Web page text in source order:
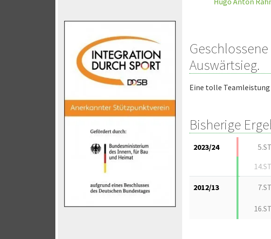
Auswärtsieg.
Eine tolle
Bisherige
2023/24 5.ST
14.ST
2012/13 7.ST
16.ST